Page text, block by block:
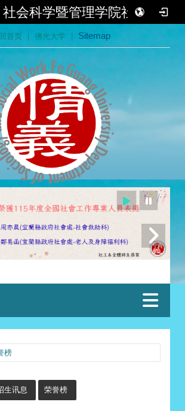
会科学暨管理学院社会学系
回首页 | 佛光大学 | Sitemap
榜
生讯息 荣誉榜